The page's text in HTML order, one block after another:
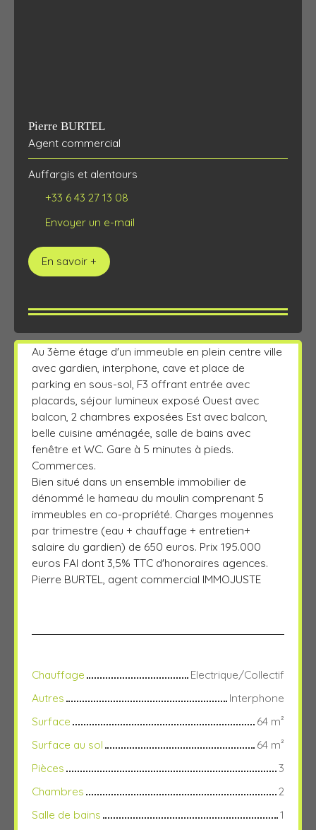
Pierre BURTEL
Agent commercial
Auffargis et alentours
+33 6 43 27 13 08
Envoyer un e-mail
En savoir +
Au 3ème étage d'un immeuble en plein centre ville
avec gardien, interphone, cave et place de
parking en sous-sol, F3 offrant entrée avec
placards, séjour lumineux exposé Ouest avec
balcon, 2 chambres exposées Est avec balcon,
belle cuisine aménagée, salle de bains avec
fenêtre et WC. Gare à 5 minutes à pieds.
Commerces.
Bien situé dans un ensemble immobilier de
dénommé le hameau du moulin comprenant 5
immeubles en co-propriété. Charges moyennes
par trimestre (eau + chauffage + entretien+
salaire du gardien) de 650 euros. Prix 195.000
euros FAI dont 3,5% TTC d'honoraires agences.
Pierre BURTEL, agent commercial IMMOJUSTE
Chauffage
Electrique/Collectif
Autres
Interphone
Surface
64 m²
Surface au sol
64 m²
Pièces
3
Chambres
2
Salle de bains
1